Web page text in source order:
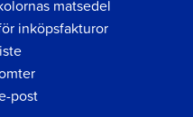
matsedel
inköpsfakturor
post